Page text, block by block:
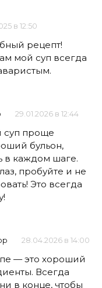
в 12:50
рецепт!
мой суп всегда
29.01.2026 в 12:44
суп проще
бульон,
в каждом шаге.
пробуйте и не
Это всегда
28.04.2026 в 14:00
— это хороший
Всегда
в конце, чтобы